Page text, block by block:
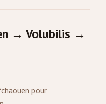
→ Volubilis →
pour